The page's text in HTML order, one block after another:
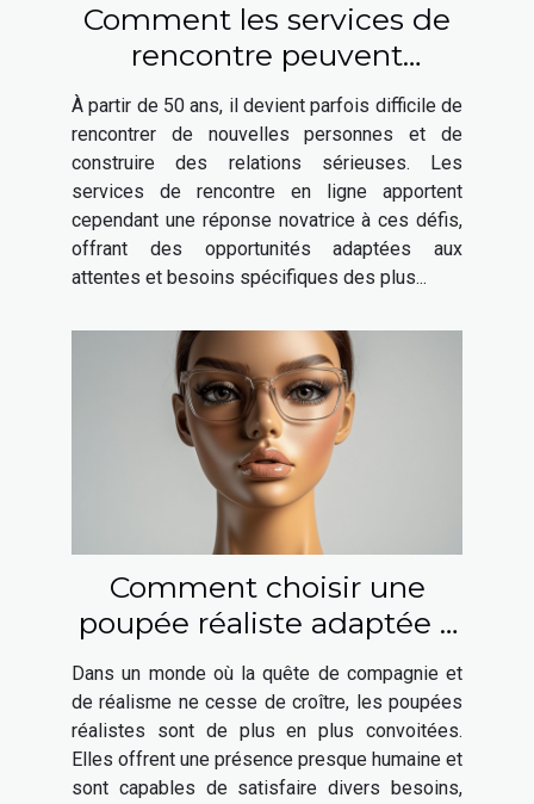
Comment les services de
rencontre peuvent
favoriser les relations
sérieuses après 50 ans
À partir de 50 ans, il devient parfois difficile de
rencontrer de nouvelles personnes et de
construire des relations sérieuses. Les
services de rencontre en ligne apportent
cependant une réponse novatrice à ces défis,
offrant des opportunités adaptées aux
attentes et besoins spécifiques des plus...
Comment choisir une
poupée réaliste adaptée à
vos besoins ?
Dans un monde où la quête de compagnie et
de réalisme ne cesse de croître, les poupées
réalistes sont de plus en plus convoitées.
Elles offrent une présence presque humaine et
sont capables de satisfaire divers besoins,